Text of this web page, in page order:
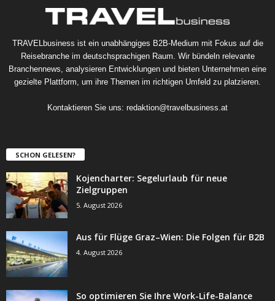
TRAVELbusiness ist ein unabhängiges B2B-Medium mit Fokus auf die
Reisebranche im deutschsprachigen Raum. Wir bündeln relevante
Branchennews, analysieren Entwicklungen und bieten Unternehmen eine
gezielte Plattform, um ihre Themen im richtigen Umfeld zu platzieren.
Kontaktieren Sie uns: redaktion@travelbusiness.at
SCHON GELESEN?
Kojencharter: Segelurlaub für neue
Zielgruppen
5. August 2026
Aus für Flüge Graz–Wien: Die Folgen für B2B
4. August 2026
So optimieren Sie Ihre Work-Life-Balance